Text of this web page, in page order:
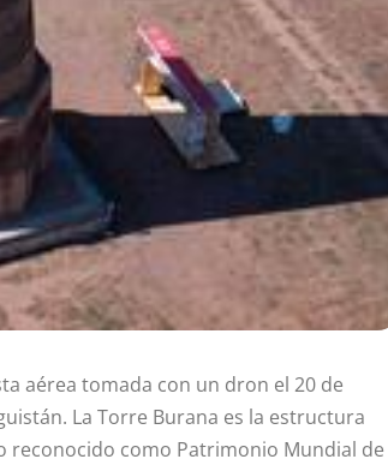
aérea tomada con un dron el 20 de
La Torre Burana es la estructura
reconocido como Patrimonio Mundial de